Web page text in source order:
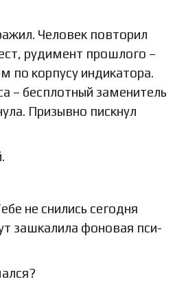
Человек повторил
рудимент прошлого –
по корпусу индикатора.
– бесплотный заменитель
Призывно пискнул
не снились сегодня
зашкалила фоновая пси-